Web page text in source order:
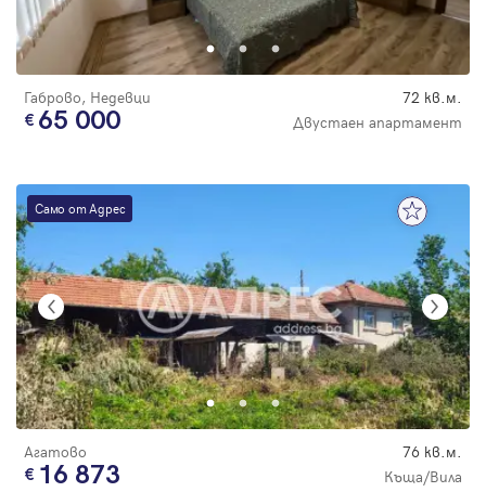
Габрово, Недевци 72 кв.м.
65 000 Двустаен апартамент
Само от Адрес
Агатово 76 кв.м.
16 873 Къща/Вила
Парола
Регистрация